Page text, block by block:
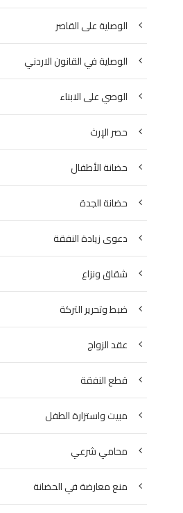
الوصاية على القاصر
الوصاية في القانون الاردني
الوصي على الابناء
حصر الإرث
حضانة الأطفال
حضانة الجدة
دعوى زيادة النفقة
شقاق ونزاع
ضبط وتحرير التركة
عقد الزواج
قطع النفقة
مبيت واستزارة الطفل
محامي شرعي
منع معارضة في الحضانة